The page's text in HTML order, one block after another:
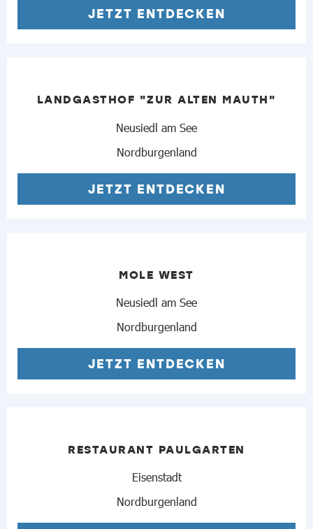
JETZT ENTDECKEN
LANDGASTHOF "ZUR ALTEN MAUTH"
Neusiedl am See
Nordburgenland
JETZT ENTDECKEN
MOLE WEST
Neusiedl am See
Nordburgenland
JETZT ENTDECKEN
RESTAURANT PAULGARTEN
Eisenstadt
Nordburgenland